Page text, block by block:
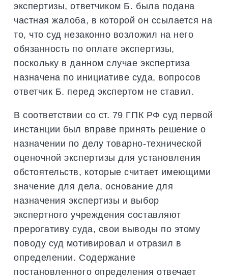
экспертизы, ответчиком Б. была подана
частная жалоба, в которой он ссылается на
то, что суд незаконно возложил на него
обязанность по оплате экспертизы,
поскольку в данном случае экспертиза
назначена по инициативе суда, вопросов
ответчик Б. перед экспертом не ставил.
В соответствии со ст. 79 ГПК РФ суд первой
инстанции был вправе принять решение о
назначении по делу товарно-технической
оценочной экспертизы для установления
обстоятельств, которые считает имеющими
значение для дела, основание для
назначения экспертизы и выбор
экспертного учреждения составляют
прерогативу суда, свои выводы по этому
поводу суд мотивировал и отразил в
определении. Содержание
постановленного определения отвечает